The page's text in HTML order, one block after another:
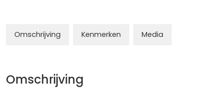
Omschrijving Kenmerken Media
Omschrijving